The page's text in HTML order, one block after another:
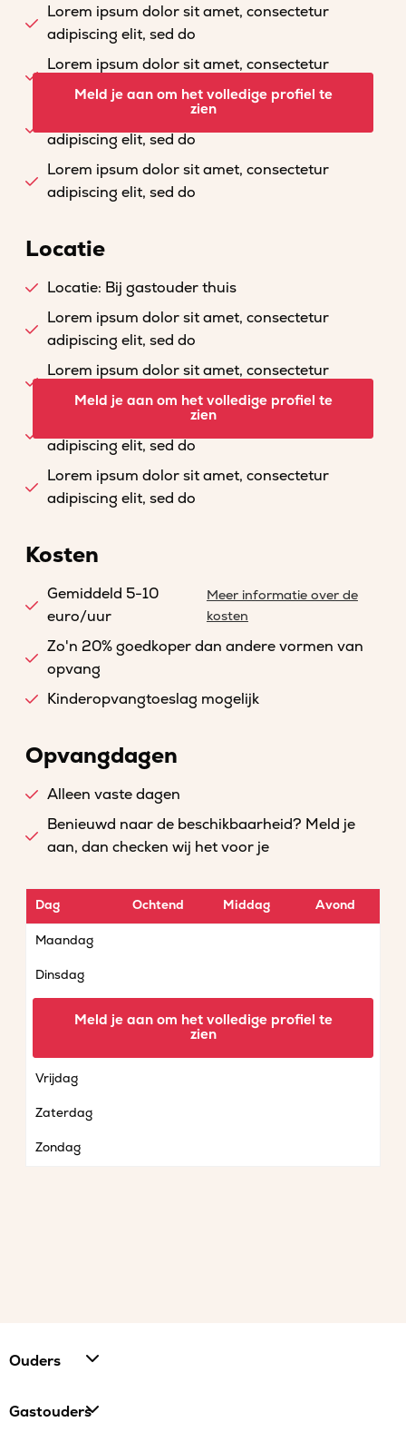
Lorem ipsum dolor sit amet, consectetur
adipiscing elit, sed do
Lorem ipsum dolor sit amet, consectetur
adipiscing elit, sed do
Lorem ipsum dolor sit amet, consectetur
adipiscing elit, sed do
Lorem ipsum dolor sit amet, consectetur
adipiscing elit, sed do
Meld je aan om het volledige profiel te
zien
Locatie
Locatie: Bij gastouder thuis
Lorem ipsum dolor sit amet, consectetur
adipiscing elit, sed do
Lorem ipsum dolor sit amet, consectetur
adipiscing elit, sed do
Lorem ipsum dolor sit amet, consectetur
adipiscing elit, sed do
Lorem ipsum dolor sit amet, consectetur
adipiscing elit, sed do
Meld je aan om het volledige profiel te
zien
Kosten
Gemiddeld 5-10
euro/uur
Meer informatie over de
kosten
Zo'n 20% goedkoper dan andere vormen van
opvang
Kinderopvangtoeslag mogelijk
Opvangdagen
Alleen vaste dagen
Benieuwd naar de beschikbaarheid? Meld je
aan, dan checken wij het voor je
Dag Ochtend Middag Avond
Maandag
Dinsdag
Vrijdag
Zaterdag
Zondag
Meld je aan om het volledige profiel te
zien
Ouders
Gastouders